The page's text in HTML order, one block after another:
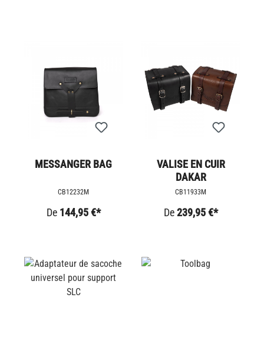
MESSANGER BAG
CB12232M
De 144,95 €*
VALISE EN CUIR
DAKAR
CB11933M
De239,95 €*